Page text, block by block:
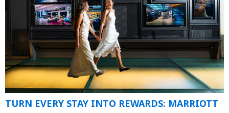
TURN EVERY STAY INTO REWARDS: MARRIOTT